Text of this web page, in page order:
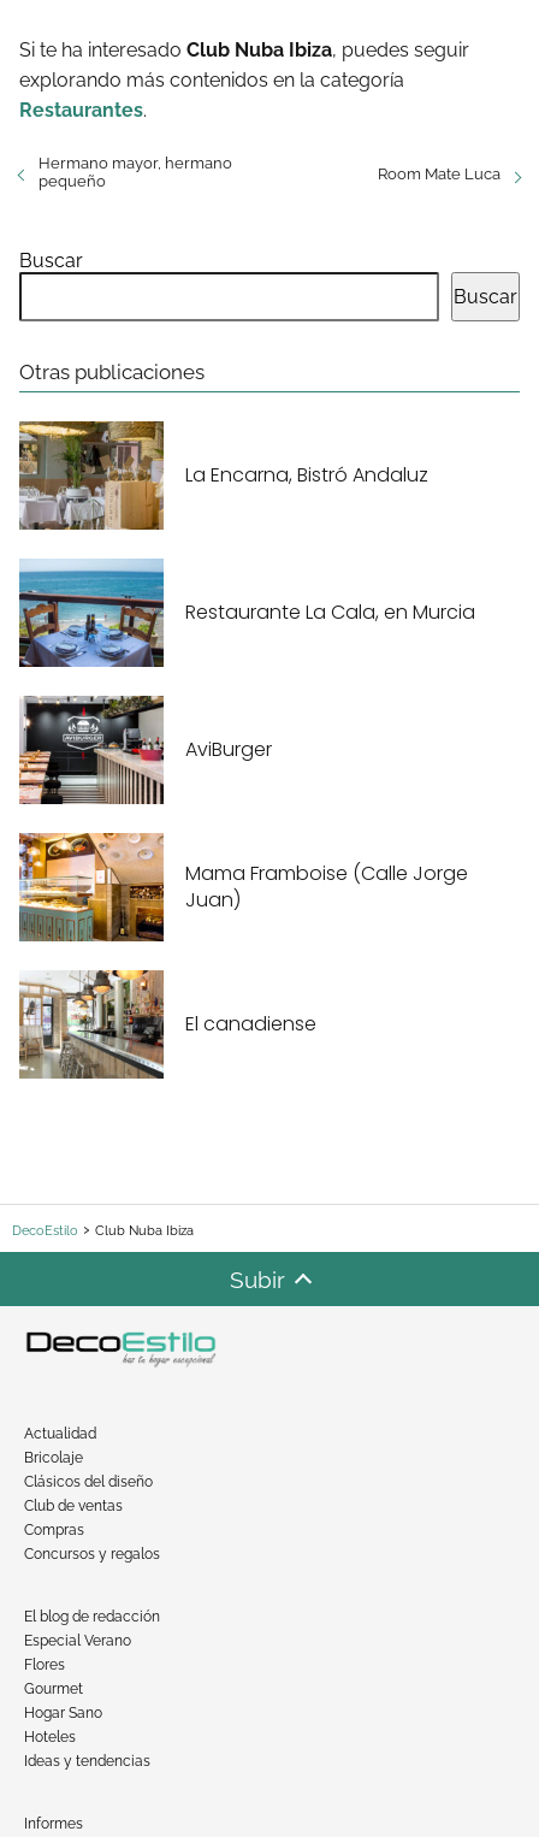
Si te ha interesado Club Nuba Ibiza, puedes seguir
explorando más contenidos en la categoría
Restaurantes.
Hermano mayor, hermano
pequeño
Room Mate Luca
Buscar
Buscar
Otras publicaciones
La Encarna, Bistró Andaluz
Restaurante La Cala, en Murcia
AviBurger
Mama Framboise (Calle Jorge
Juan)
El canadiense
DecoEstilo Club Nuba Ibiza
Subir
Actualidad
Bricolaje
Clásicos del diseño
Club de ventas
Compras
Concursos y regalos
El blog de redacción
Especial Verano
Flores
Gourmet
Hogar Sano
Hoteles
Ideas y tendencias
Informes